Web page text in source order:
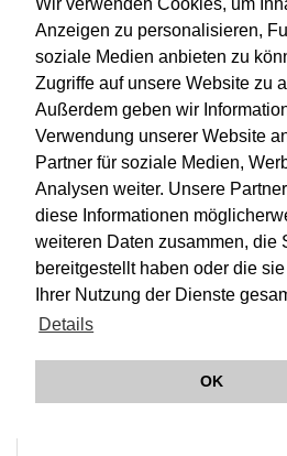
Wir verwenden Cookies, um
Anzeigen zu personalisieren,
soziale Medien anbieten zu
Zugriffe auf unsere Website zu
Außerdem geben wir
Verwendung unserer Website
Partner für soziale Medien,
Analysen weiter. Unsere
diese Informationen
weiteren Daten zusammen, die
bereitgestellt haben oder die
Ihrer Nutzung der Dienste
Details
OK
TUE, 06. DEC 2011
MUSIKVEREIN, WIEN |VIENNA
Bach: Hohe Messe
ORCHESTER WIENER AKADEMIE
MARTIN HASELBÖCK
OWA